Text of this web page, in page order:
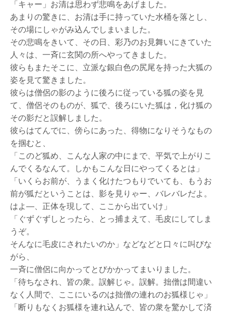
「キャー」お清は思わず悲鳴をあげました。
あまりの驚きに、お清は手に持っていた水桶を落とし、
その場にしゃがみ込んでしまいました。
その悲鳴をきいて、その日、彩乃のお見舞いにきていた
人々は、一斉に玄関の所へやってきました。
彼らもまたそこに、立派な銀白色の尻尾を持った大狐の
姿を見て驚きました。
彼らは僧侶の影のように後ろに従っている狐の姿を見
て、僧侶そのものが、狐で、後ろにいた狐は，化け狐の
その影だと誤解しました。
彼らはてんでに、傍らにあった、得物になりそうなもの
を掴むと、
「このど狐め、こんな人家の中にまで、平気で上がりこ
んでくるなんて。しかもこんな日にやってくるとは」
「いくらお前が、うまく化けたつもりでいても、もうお
前が狐だということは、影を見りゃー、バレバレだよ。
はよ―、正体を現して、ここから出ていけ」
「ぐずぐずしとったら、とっ捕まえて、毛皮にしてしま
うぞ。
そんなに毛皮にされたいのか」などなどと口々に叫びな
がら、
一斉に僧侶に向かってとびかかってまいりました。
「待ちなされ、皆の衆。誤解じゃ。誤解。拙僧は間違い
なく人間で、ここにいるのは拙僧の連れのお狐様じゃ」
「断りもなくお狐様を連れ込んで、皆の衆を驚かして済